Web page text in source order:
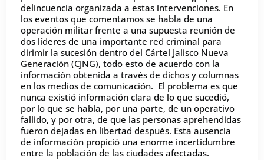
delincuencia organizada a estas intervenciones. En
los eventos que comentamos se habla de una
operación militar frente a una supuesta reunión de
dos líderes de una importante red criminal para
dirimir la sucesión dentro del Cártel Jalisco Nueva
Generación (CJNG), todo esto de acuerdo con la
información obtenida a través de dichos y columnas
en los medios de comunicación. El problema es que
nunca existió información clara de lo que sucedió,
por lo que se habla, por una parte, de un operativo
fallido, y por otra, de que las personas aprehendidas
fueron dejadas en libertad después. Esta ausencia
de información propició una enorme incertidumbre
entre la población de las ciudades afectadas.